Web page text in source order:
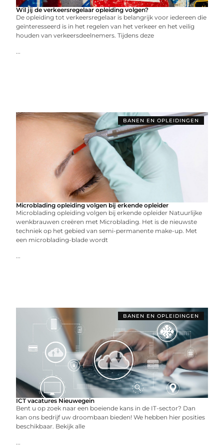
Wil jij de verkeersregelaar opleiding volgen?
De opleiding tot verkeersregelaar is belangrijk voor iedereen die
geïnteresseerd is in het regelen van het verkeer en het veilig
houden van verkeersdeelnemers. Tijdens deze
...
BANEN EN OPLEIDINGEN
Microblading opleiding volgen bij erkende opleider
Microblading opleiding volgen bij erkende opleider Natuurlijke
wenkbrauwen creëren met Microblading. Het is de nieuwste
techniek op het gebied van semi-permanente make-up. Met
een microblading-blade wordt
...
BANEN EN OPLEIDINGEN
ICT vacatures Nieuwegein
Bent u op zoek naar een boeiende kans in de IT-sector? Dan
kan ons bedrijf uw droombaan bieden! We hebben hier posities
beschikbaar. Bekijk alle
...